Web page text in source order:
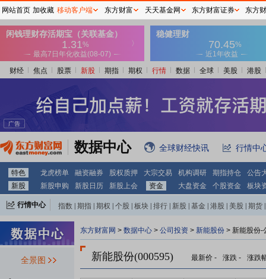
财经 焦点 股票 新股 期指 期权 行情 数据 全球 美股 港股
数据中心 全球财经快讯 行情中
特色 龙虎榜单 融资融券 股权质押 大宗交易 机构调研 期指持仓
公告
新股
新股申购 新股日历 新股上会 资金 大盘资金 个股资金 板块
行情中心 指数 期指 期权 个股 板块 排行 新股 基金 港股 美股 期货
全景图
东方财富网 > 数据中心 > 公司投资 > 新能股份 > 新能股份-
新能股份(000595) 最新价 - 涨跌 - 涨跌
网站首页 加收藏 移动客户端 东方财富 天天基金网 东方财富证券 东方